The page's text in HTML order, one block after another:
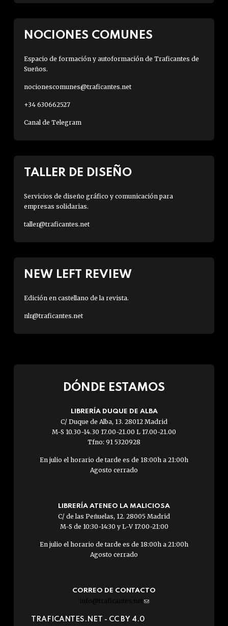
NOCIONES COMUNES
Espacio de formación y autoformación de Traficantes de
Sueños.
nocionescomunes@traficantes.net
+34 630662527
Canal de Telegram
TALLER DE DISEÑO
Servicios de diseño gráfico y comunicación para
empresas solidarias.
taller@traficantes.net
NEW LEFT REVIEW
Edición en castellano de la revista.
nlr@traficantes.net
DÓNDE ESTAMOS
LIBRERÍA DUQUE DE ALBA
C/ Duque de Alba, 13. 28012 Madrid
M-S 10.30-14.30 17.00-21.00 L 17.00-21.00
Tfno: 91 5320928
En julio el horario de tarde es de 18:00h a 21:00h
Agosto cerrado
LIBRERÍA ATENEO LA MALICIOSA
C/ de las Peñuelas, 12. 28005 Madrid
M-S de 10:30-14:30 y L-V 17:00-21:00
En julio el horario de tarde es de 18:00h a 21:00h
Agosto cerrado
CORREO DE CONTACTO
info@traficantes.net (link
e-
TRAFICANTES.NET - CC BY 4.0